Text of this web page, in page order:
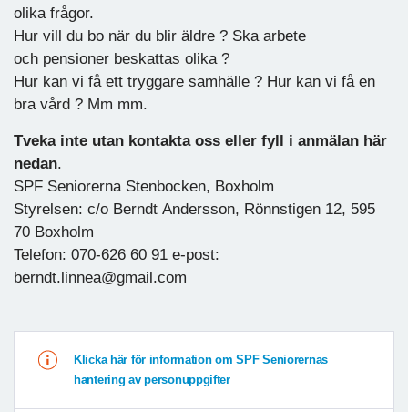
olika frågor.
Hur vill du bo när du blir äldre ? Ska arbete
och pensioner beskattas olika ?
Hur kan vi få ett tryggare samhälle ? Hur kan vi få en
bra vård ? Mm mm.
Tveka inte utan kontakta oss eller fyll i anmälan här
nedan.
SPF Seniorerna Stenbocken, Boxholm
Styrelsen: c/o Berndt Andersson, Rönnstigen 12, 595
70 Boxholm
Telefon: 070-626 60 91 e-post:
berndt.linnea@gmail.com
Klicka här för information om SPF Seniorernas
hantering av personuppgifter